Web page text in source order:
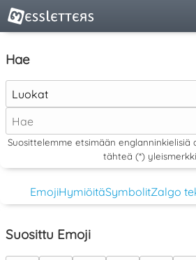
Hae
Luokat
Suosittelemme etsimään englanninkielisiä
tähteä (*)
EmojiHymiöitäSymbolitZalgo
Suosittu Emoji